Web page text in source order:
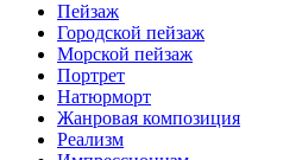
Пейзаж
Городской пейзаж
Морской пейзаж
Портрет
Натюрморт
Жанровая композиция
Реализм